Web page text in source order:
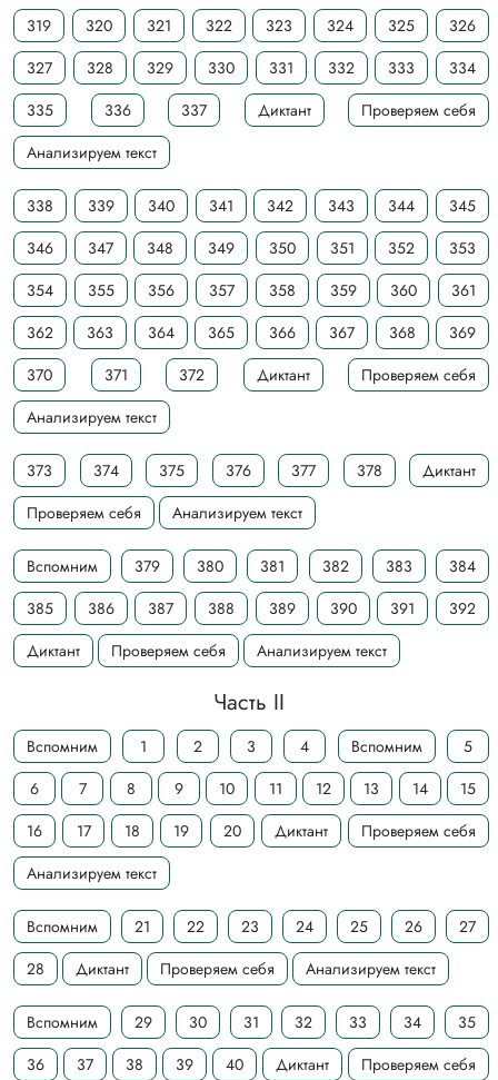
319 320 321 322 323 324 325
326
327
328 329 330 331 332 333
334
335
336 337 Диктант
Проверяем себя
Анализируем текст
338 339 340 341 342 343 344
345
346
347 348 349 350 351 352
353
354
355 356 357 358 359 360
361
362
363 364 365 366 367 368
369
370
371 372 Диктант
Проверяем себя
Анализируем текст
373 374 375 376 377 378
Диктант
Проверяем себя
Анализируем текст
Вспомним 379 380 381 382 383
384
385
386 387 388 389 390 391
392
Диктант
Проверяем себя Анализируем текст
Часть II
Вспомним 1 2 3 4 Вспомним
5
6
7 8 9 10 11 12 13 14
15
16
17 18 19 20 Диктант
Проверяем себя
Анализируем текст
Вспомним 21 22 23 24 25 26
27
28
Диктант Проверяем себя Анализируем текст
Вспомним 29 30 31 32 33 34
35
36
37 38 39 40 Диктант
Проверяем себя